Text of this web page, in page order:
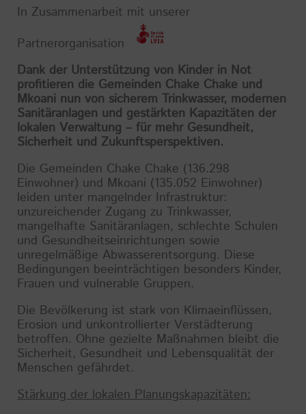
In Zusammenarbeit mit unserer
Partnerorganisation
Dank der Unterstützung von Kinder in Not
profitieren die Gemeinden Chake Chake und
Mkoani nun von sicherem Trinkwasser, modernen
Sanitäranlagen und gestärkten Kapazitäten der
lokalen Verwaltung – für mehr Gesundheit,
Sicherheit und Zukunftsperspektiven.
Die Gemeinden Chake Chake (136.298
Einwohner) und Mkoani (135.052 Einwohner)
leiden unter mangelnder Infrastruktur:
unzureichender Zugang zu Trinkwasser,
mangelhafte Sanitäranlagen, schlechte Schulen
und Gesundheitseinrichtungen sowie
unregelmäßige Abwasserentsorgung. Diese
Bedingungen beeinträchtigen besonders Kinder,
Frauen und vulnerable Gruppen.
Die Bevölkerung ist stark von Klimaeinflüssen,
Erosion und unkontrollierter Verstädterung
betroffen. Ohne gezielte Maßnahmen bleibt die
Sicherheit, Gesundheit und Lebensqualität der
Menschen gefährdet.
Stärkung der lokalen Planungskapazitäten: